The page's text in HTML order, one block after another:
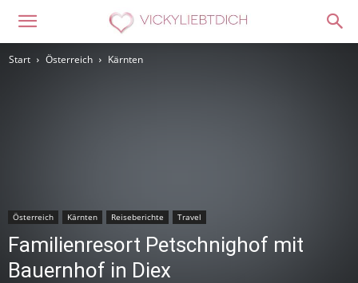
Start Österreich Kärnten
Österreich Kärnten Reiseberichte Travel
Familienresort Petschnighof mit
Bauernhof in Diex